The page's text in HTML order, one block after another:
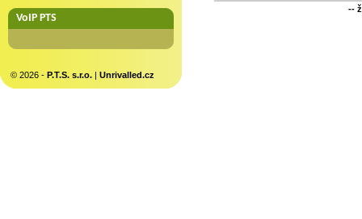
VoIP PTS
--
© 2026 - P.T.S. s.r.o. | Unrivalled.cz